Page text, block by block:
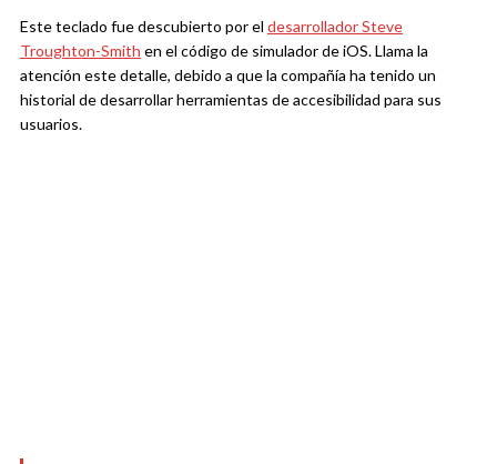
Este teclado fue descubierto por el desarrollador Steve
Troughton-Smith en el código de simulador de iOS. Llama la
atención este detalle, debido a que la compañía ha tenido un
historial de desarrollar herramientas de accesibilidad para sus
usuarios.